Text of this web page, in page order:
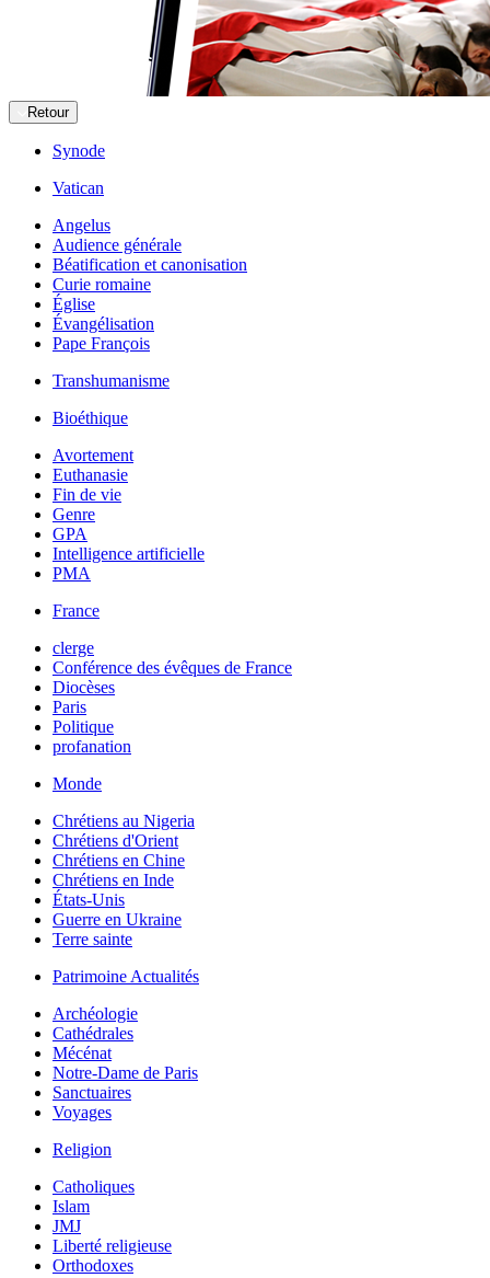
Retour
Synode
Vatican
Angelus
Audience générale
Béatification et canonisation
Curie romaine
Église
Évangélisation
Pape François
Transhumanisme
Bioéthique
Avortement
Euthanasie
Fin de vie
Genre
GPA
Intelligence artificielle
PMA
France
clerge
Conférence des évêques de France
Diocèses
Paris
Politique
profanation
Monde
Chrétiens au Nigeria
Chrétiens d'Orient
Chrétiens en Chine
Chrétiens en Inde
États-Unis
Guerre en Ukraine
Terre sainte
Patrimoine Actualités
Archéologie
Cathédrales
Mécénat
Notre-Dame de Paris
Sanctuaires
Voyages
Religion
Catholiques
Islam
JMJ
Liberté religieuse
Orthodoxes